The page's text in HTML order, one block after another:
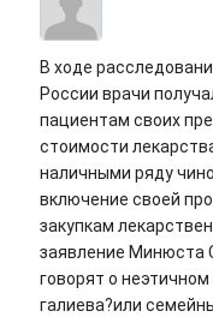
В ходе
России врачи
пациентам своих
стоимости
наличными ряду
включение своей
закупкам
заявление Минюста
говорят о
галиева?или